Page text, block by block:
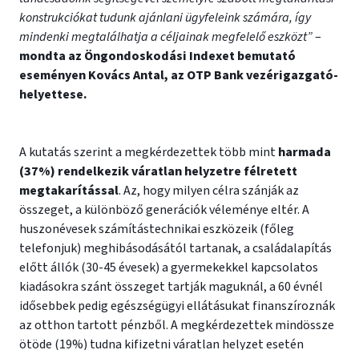
konstrukciókat tudunk ajánlani ügyfeleink számára, így
mindenki megtalálhatja a céljainak megfelelő eszközt”–
mondta az Öngondoskodási Indexet bemutató
eseményen Kovács Antal, az OTP Bank vezérigazgató-
helyettese.
A kutatás szerint a megkérdezettek több mintharmada
(37%) rendelkezik váratlan helyzetre félretett
megtakarítással. Az, hogy milyen célra szánják az
összeget, a különböző generációk véleménye eltér. A
huszonévesek számítástechnikai eszközeik (főleg
telefonjuk) meghibásodásától tartanak, a családalapítás
előtt állók (30-45 évesek) a gyermekekkel kapcsolatos
kiadásokra szánt összeget tartják maguknál, a 60 évnél
idősebbek pedig egészségügyi ellátásukat finanszíroznák
az otthon tartott pénzből. A megkérdezettek mindössze
ötöde (19%) tudna kifizetni váratlan helyzet esetén